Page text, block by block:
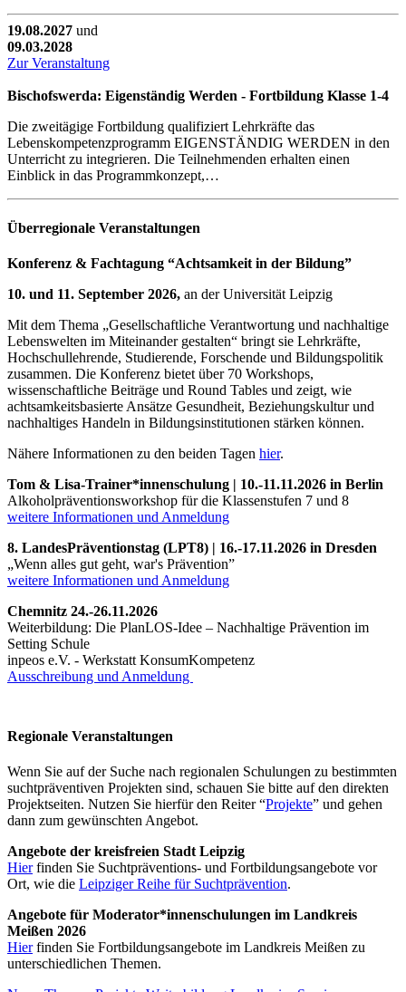
19.08.2027 und
09.03.2028
Zur Veranstaltung
Bischofswerda: Eigenständig Werden - Fortbildung Klasse 1-4
Die zweitägige Fortbildung qualifiziert Lehrkräfte das
Lebenskompetenzprogramm EIGENSTÄNDIG WERDEN in den
Unterricht zu integrieren. Die Teilnehmenden erhalten einen
Einblick in das Programmkonzept,…
Überregionale Veranstaltungen
Konferenz & Fachtagung “Achtsamkeit in der Bildung”
10. und 11. September 2026, an der Universität Leipzig
Mit dem Thema „Gesellschaftliche Verantwortung und nachhaltige
Lebenswelten im Miteinander gestalten“ bringt sie Lehrkräfte,
Hochschullehrende, Studierende, Forschende und Bildungspolitik
zusammen. Die Konferenz bietet über 70 Workshops,
wissenschaftliche Beiträge und Round Tables und zeigt, wie
achtsamkeitsbasierte Ansätze Gesundheit, Beziehungskultur und
nachhaltiges Handeln in Bildungsinstitutionen stärken können.
Nähere Informationen zu den beiden Tagen hier.
Tom & Lisa-Trainer*innenschulung | 10.-11.11.2026 in Berlin
Alkoholpräventionsworkshop für die Klassenstufen 7 und 8
weitere Informationen und Anmeldung
8. LandesPräventionstag (LPT8) | 16.-17.11.2026 in Dresden
„Wenn alles gut geht, war's Prävention”
weitere Informationen und Anmeldung
Chemnitz 24.-26.11.2026
Weiterbildung: Die PlanLOS-Idee – Nachhaltige Prävention im
Setting Schule
inpeos e.V. - Werkstatt KonsumKompetenz
Ausschreibung und Anmeldung
Regionale Veranstaltungen
Wenn Sie auf der Suche nach regionalen Schulungen zu bestimmten
suchtpräventiven Projekten sind, schauen Sie bitte auf den direkten
Projektseiten. Nutzen Sie hierfür den Reiter “Projekte” und gehen
dann zum gewünschten Angebot.
Angebote der kreisfreien Stadt Leipzig
Hierfinden Sie Suchtpräventions- und Fortbildungsangebote vor
Ort, wie die Leipziger Reihe für Suchtprävention.
Angebote für Moderator*innenschulungen im Landkreis
Meißen 2026
Hierfinden Sie Fortbildungsangebote im Landkreis Meißen zu
unterschiedlichen Themen.